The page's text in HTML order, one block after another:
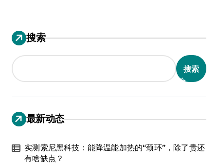
搜索
搜索
最新动态
实测索尼黑科技：能降温能加热的“颈环”，除了贵还
有啥缺点？